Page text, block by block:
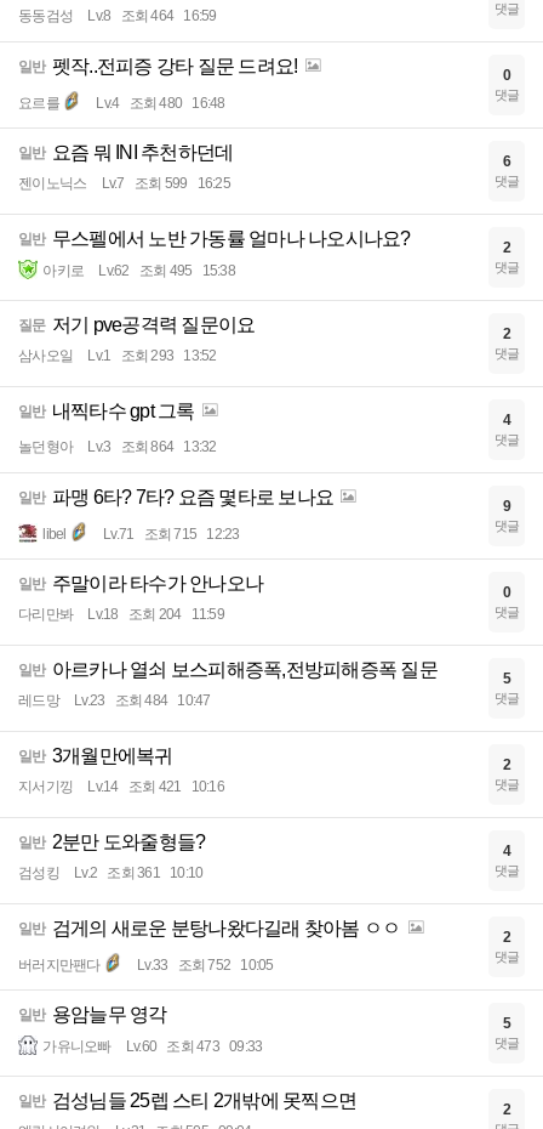
동동검성 Lv.8 조회 464 16:59 댓글
일반 펫작..전피증 강타 질문 드려요!
요르를 Lv.4 조회 480 16:48
0
댓글
일반 요즘 뭐 INI 추천하던데
젠이노닉스 Lv.7 조회 599 16:25
6
댓글
일반 무스펠에서 노반 가동률 얼마나 나오시나요?
아키로 Lv.62 조회 495 15:38
2
댓글
질문 저기 pve공격력 질문이요
삼사오일 Lv.1 조회 293 13:52
2
댓글
일반 내찍타수 gpt 그록
놀던형아 Lv.3 조회 864 13:32
4
댓글
일반 파맹 6타? 7타? 요즘 몇타로 보나요
libel Lv.71 조회 715 12:23
9
댓글
일반 주말이라 타수가 안나오나
다리만봐 Lv.18 조회 204 11:59
0
댓글
일반 아르카나 열쇠 보스피해증폭,전방피해증폭 질문
레드망 Lv.23 조회 484 10:47
5
댓글
일반 3개월만에복귀
지서기낑 Lv.14 조회 421 10:16
2
댓글
일반 2분만 도와줄형들?
검성킹 Lv.2 조회 361 10:10
4
댓글
일반 검게의 새로운 분탕나왔다길래 찾아봄 ㅇㅇ
버러지만팬다 Lv.33 조회 752 10:05
2
댓글
일반 용암늘무 영각
가유니오빠 Lv.60 조회 473 09:33
5
댓글
일반 검성님들 25렙 스티 2개밖에 못찍으면 2